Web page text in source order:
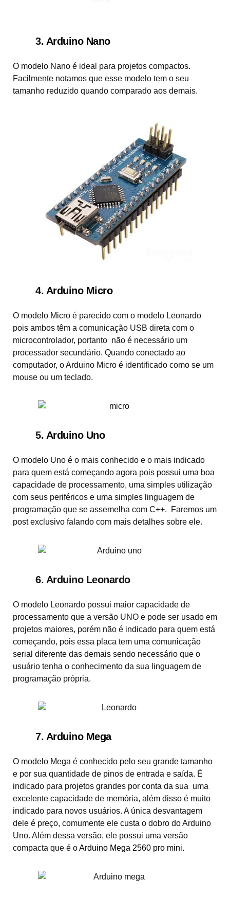
3. Arduino Nano
O modelo Nano é ideal para projetos compactos.
Facilmente notamos que esse modelo tem o seu
tamanho reduzido quando comparado aos demais.
4. Arduino Micro
O modelo Micro é parecido com o modelo Leonardo
pois ambos têm a comunicação USB direta com o
microcontrolador, portanto não é necessário um
processador secundário. Quando conectado ao
computador, o Arduino Micro é identificado como se um
mouse ou um teclado.
5. Arduino Uno
O modelo Uno é o mais conhecido e o mais indicado
para quem está começando agora pois possui uma boa
capacidade de processamento, uma simples utilização
com seus periféricos e uma simples linguagem de
programação que se assemelha com C++. Faremos um
post exclusivo falando com mais detalhes sobre ele.
6. Arduino Leonardo
O modelo Leonardo possui maior capacidade de
processamento que a versão UNO e pode ser usado em
projetos maiores, porém não é indicado para quem está
começando, pois essa placa tem uma comunicação
serial diferente das demais sendo necessário que o
usuário tenha o conhecimento da sua linguagem de
programação própria.
7. Arduino Mega
O modelo Mega é conhecido pelo seu grande tamanho
e por sua quantidade de pinos de entrada e saída. É
indicado para projetos grandes por conta da sua uma
excelente capacidade de memória, além disso é muito
indicado para novos usuários. A única desvantagem
dele é preço, comumente ele custa o dobro do Arduino
Uno. Além dessa versão, ele possui uma versão
compacta que é oArduino Mega 2560 pro mini.